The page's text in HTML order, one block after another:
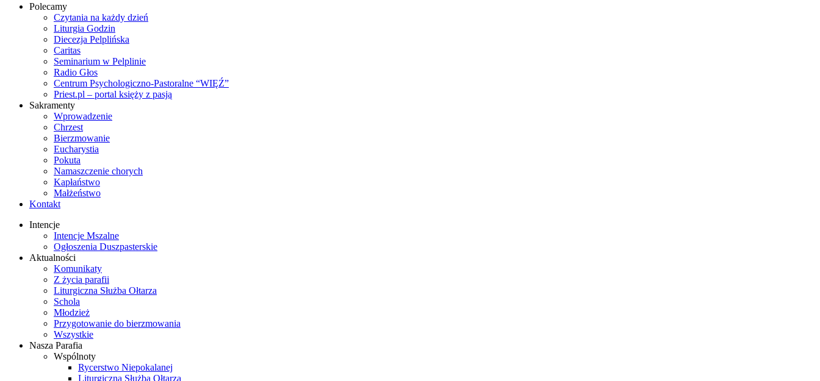
Polecamy
Czytania na każdy dzień
Liturgia Godzin
Diecezja Pelplińska
Caritas
Seminarium w Pelplinie
Radio Głos
Centrum Psychologiczno-Pastoralne “WIĘŹ”
Priest.pl – portal księży z pasją
Sakramenty
Wprowadzenie
Chrzest
Bierzmowanie
Eucharystia
Pokuta
Namaszczenie chorych
Kapłaństwo
Małżeństwo
Kontakt
Intencje
Intencje Mszalne
Ogłoszenia Duszpasterskie
Aktualności
Komunikaty
Z życia parafii
Liturgiczna Służba Ołtarza
Schola
Młodzież
Przygotowanie do bierzmowania
Wszystkie
Nasza Parafia
Wspólnoty
Rycerstwo Niepokalanej
Liturgiczna Służba Ołtarza